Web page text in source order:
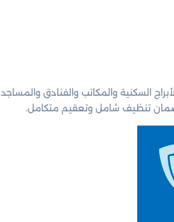
السكنية والمكاتب والفنادق والمساجد
لضمان تنظيف شامل وتعقيم متكامل.